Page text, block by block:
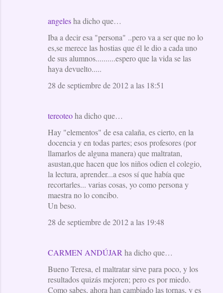
angelesha dicho que…
Iba a decir esa "persona" ..pero va a ser que no lo
es,se merece las hostias que él le dio a cada uno
de sus alumnos..........espero que la vida se las
haya devuelto.....
28 de septiembre de 2012 a las 18:51
tereoteoha dicho que…
Hay "elementos" de esa calaña, es cierto, en la
docencia y en todas partes; esos profesores (por
llamarlos de alguna manera) que maltratan,
asustan,que hacen que los niños odien el colegio,
la lectura, aprender...a esos sí que había que
recortarles... varias cosas, yo como persona y
maestra no lo concibo.
Un beso.
28 de septiembre de 2012 a las 19:48
CARMEN ANDÚJAR ha dicho que…
Bueno Teresa, el maltratar sirve para poco, y los
resultados quizás mejoren; pero es por miedo.
Como sabes, ahora han cambiado las tornas, y es